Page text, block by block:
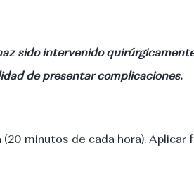
sido intervenido
de presentar complicaciones.
minutos de cada hora). Aplicar